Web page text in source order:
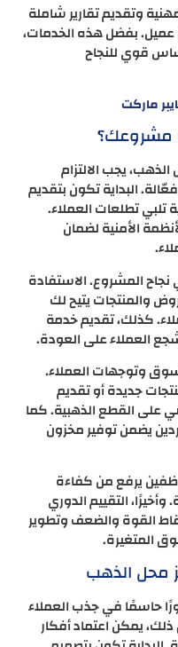
وتقديم تقارير شاملة
عميل. بفضل هذه الخدمات،
قوي للنجاح
ماركت
مشروعك؟
يجب الالتزام
البداية تكون بتقديم
تلبي تطلعات العملاء.
الأمنية لضمان
نجاح المشروع. الاستفادة
والمنتجات يتيح لك
كذلك، تقديم خدمة
العملاء على العودة.
وتوجهات العملاء.
جديدة أو تقديم
على القطع الذهبية. كما
يضمن توفير مخزون
يرفع من كفاءة
التقييم الدوري
القوة والضعف وتطوير
المتغيرة.
محل الذهب
حاسمًا في جذب العملاء
ذلك، يمكن اعتماد أفكار